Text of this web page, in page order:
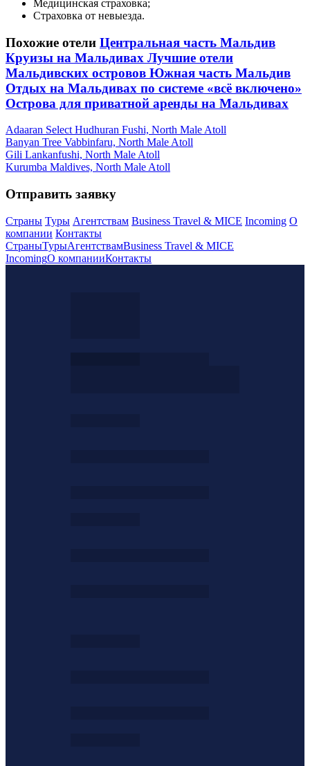
Медицинская страховка;
Страховка от невыезда.
Похожие отели Центральная часть Мальдив
Круизы на Мальдивах Лучшие отели
Мальдивских островов Южная часть Мальдив
Отдых на Мальдивах по системе «всё включено»
Острова для приватной аренды на Мальдивах
Adaaran Select Hudhuran Fushi, North Male Atoll
Banyan Tree Vabbinfaru, North Male Atoll
Gili Lankanfushi, North Male Atoll
Kurumba Maldives, North Male Atoll
Отправить заявку
Страны Туры Агентствам Business Travel & MICE Incoming О
компании Контакты
СтраныТурыАгентствамBusiness Travel & MICE
IncomingО компанииКонтакты